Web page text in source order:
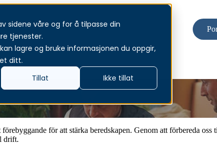
sidene våre og for å tilpasse din
tjenester.
lagre og bruke informasjonen du oppgir,
ditt.
Tillat Ikke tillat
och lösningar Om oss
för att stärka beredskapen. Genom att förbereda
drift.